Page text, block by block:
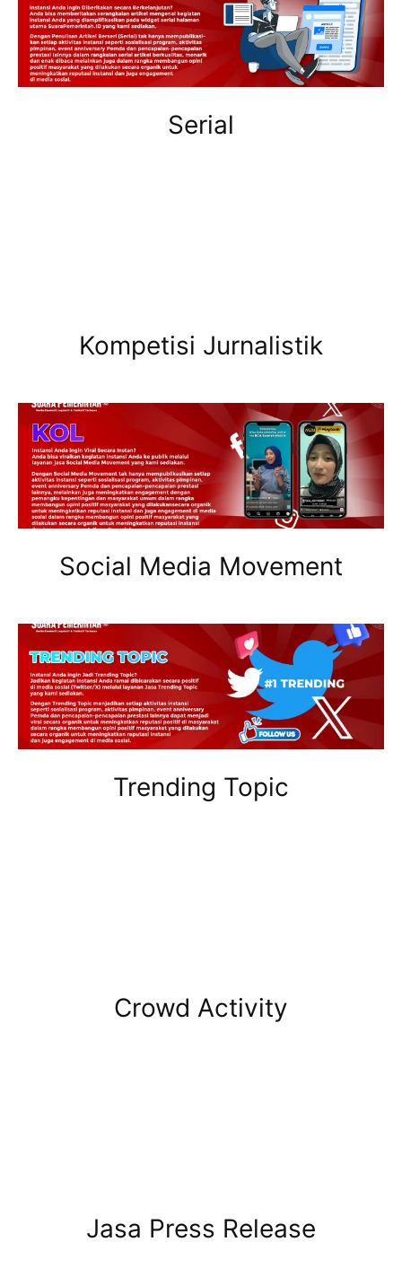
Serial
Kompetisi Jurnalistik
Social Media Movement
Trending Topic
Crowd Activity
Jasa Press Release